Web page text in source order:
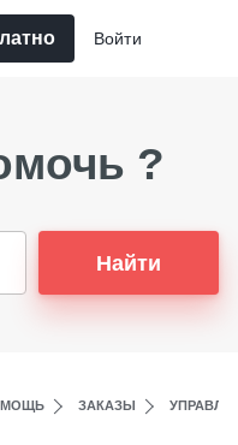
Войти
?
Найти
ЗАКАЗЫ